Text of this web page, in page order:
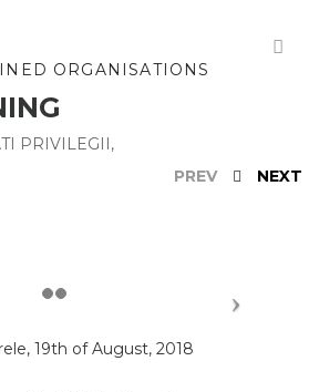
PRIVILEGII ,
PREV NEXT
19th of August, 2018